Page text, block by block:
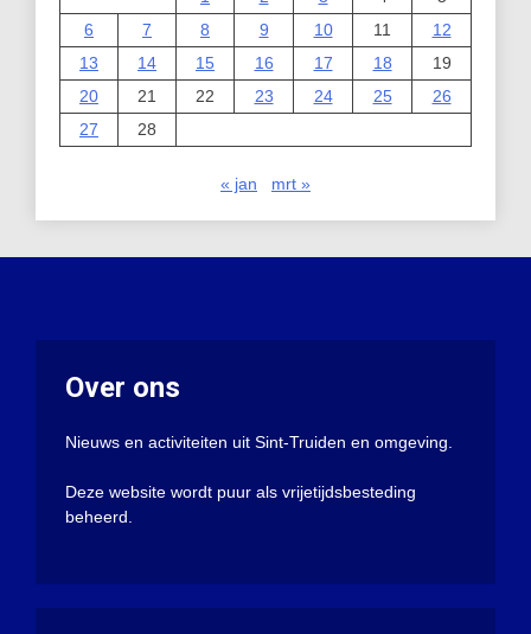
6
7 8 9 10 11
12
13
14 15 16 17 18
19
20
21 22 23 24 25
26
27
28
« jan mrt »
Over ons
Nieuws en activiteiten uit Sint-Truiden en omgeving.
Deze website wordt puur als vrijetijdsbesteding
beheerd.